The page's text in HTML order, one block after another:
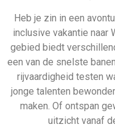
Heb je zin in een
inclusive vakantie naar
gebied biedt
een van de snelste
rijvaardigheid testen
jonge talenten
maken. Of ontspan
uitzicht vanaf